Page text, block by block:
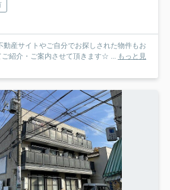
動産サイトやご自分でお探しされた物件もお
紹介・ご案内させて頂きます☆ ... もっと見